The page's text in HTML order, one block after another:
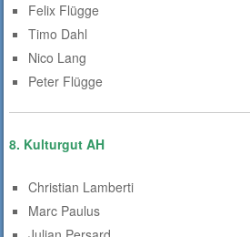
Felix Flügge
Timo Dahl
Nico Lang
Peter Flügge
8. Kulturgut AH
Christian Lamberti
Marc Paulus